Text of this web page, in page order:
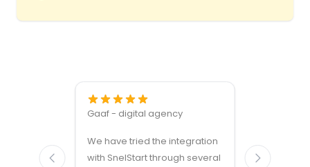
Gaaf - digital agency
We have tried the integration
with SnelStart through several
modules